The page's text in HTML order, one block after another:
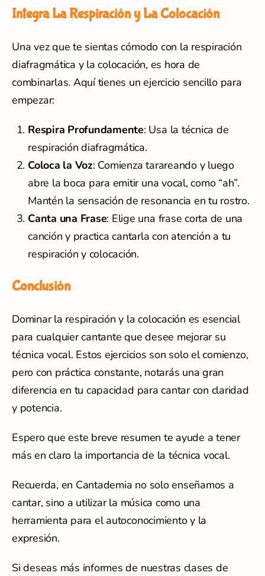
Integra La Respiración y La Colocación
Una vez que te sientas cómodo con la respiración
diafragmática y la colocación, es hora de
combinarlas. Aquí tienes un ejercicio sencillo para
empezar:
Respira Profundamente: Usa la técnica de
respiración diafragmática.
Coloca la Voz: Comienza tarareando y luego
abre la boca para emitir una vocal, como “ah”.
Mantén la sensación de resonancia en tu rostro.
Canta una Frase: Elige una frase corta de una
canción y practica cantarla con atención a tu
respiración y colocación.
Conclusión
Dominar la respiración y la colocación es esencial
para cualquier cantante que desee mejorar su
técnica vocal. Estos ejercicios son solo el comienzo,
pero con práctica constante, notarás una gran
diferencia en tu capacidad para cantar con claridad
y potencia.
Espero que este breve resumen te ayude a tener
más en claro la importancia de la técnica vocal.
Recuerda, en Cantademia no solo enseñamos a
cantar, sino a utilizar la música como una
herramienta para el autoconocimiento y la
expresión.
Si deseas más informes de nuestras clases de